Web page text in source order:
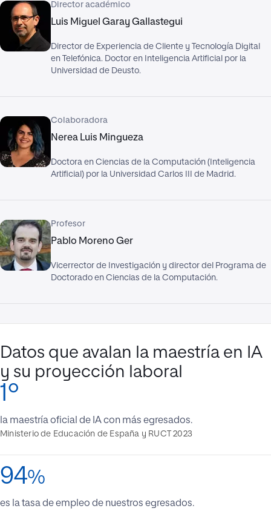
Director académico
Luis Miguel Garay Gallastegui
Director de Experiencia de Cliente y Tecnología Digital
en Telefónica. Doctor en Inteligencia Artificial por la
Universidad de Deusto.
Colaboradora
Nerea Luis Mingueza
Doctora en Ciencias de la Computación (Inteligencia
Artificial) por la Universidad Carlos III de Madrid.
Profesor
Pablo Moreno Ger
Vicerrector de Investigación y director del Programa de
Doctorado en Ciencias de la Computación.
Datos que avalan la maestría en IA
y su proyección laboral
1º
la maestría oficial de IA con más egresados.
Ministerio de Educación de España y RUCT 2023
94%
es la tasa de empleo de nuestros egresados.